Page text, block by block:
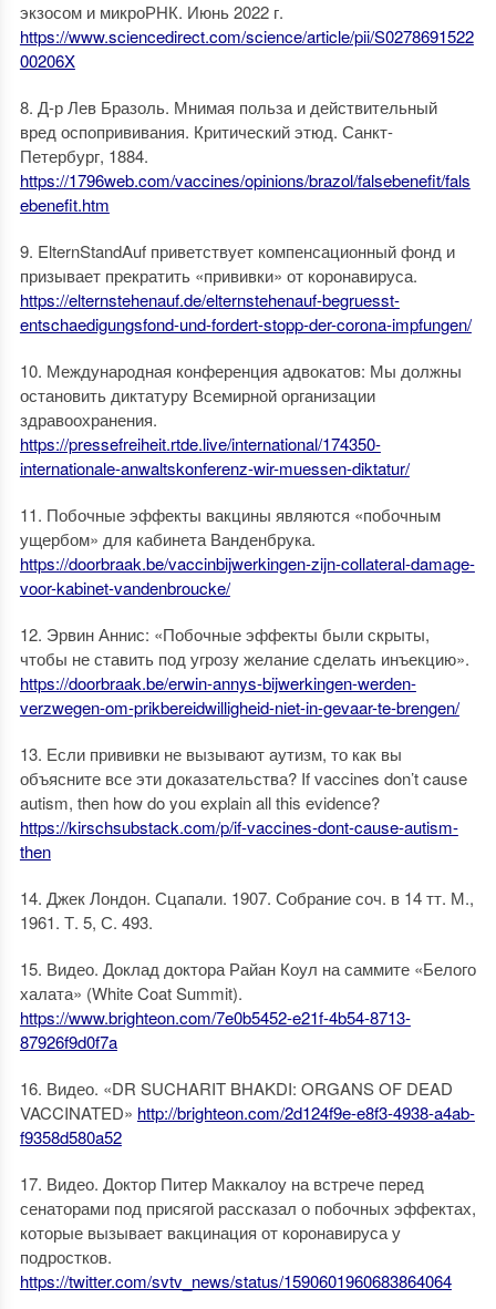
экзосом и микроРНК. Июнь 2022 г.
https://www.sciencedirect.com/science/article/pii/S0278691522
00206X
8. Д-р Лев Бразоль. Мнимая польза и действительный
вред оспопрививания. Критический этюд. Санкт-
Петербург, 1884.
https://1796web.com/vaccines/opinions/brazol/falsebenefit/fals
ebenefit.htm
9. ElternStandAuf приветствует компенсационный фонд и
призывает прекратить «прививки» от коронавируса.
https://elternstehenauf.de/elternstehenauf-begruesst-
entschaedigungsfond-und-fordert-stopp-der-corona-impfungen/
10. Международная конференция адвокатов: Мы должны
остановить диктатуру Всемирной организации
здравоохранения.
https://pressefreiheit.rtde.live/international/174350-
internationale-anwaltskonferenz-wir-muessen-diktatur/
11. Побочные эффекты вакцины являются «побочным
ущербом» для кабинета Ванденбрука.
https://doorbraak.be/vaccinbijwerkingen-zijn-collateral-damage-
voor-kabinet-vandenbroucke/
12. Эрвин Аннис: «Побочные эффекты были скрыты,
чтобы не ставить под угрозу желание сделать инъекцию».
https://doorbraak.be/erwin-annys-bijwerkingen-werden-
verzwegen-om-prikbereidwilligheid-niet-in-gevaar-te-brengen/
13. Если прививки не вызывают аутизм, то как вы
объясните все эти доказательства? If vaccines don’t cause
autism, then how do you explain all this evidence?
https://kirschsubstack.com/p/if-vaccines-dont-cause-autism-
then
14. Джек Лондон. Сцапали. 1907. Собрание соч. в 14 тт. М.,
1961. Т. 5, С. 493.
15. Видео. Доклад доктора Райан Коул на саммите «Белого
халата» (White Coat Summit).
https://www.brighteon.com/7e0b5452-e21f-4b54-8713-
87926f9d0f7a
16. Видео. «DR SUCHARIT BHAKDI: ORGANS OF DEAD
VACCINATED» http://brighteon.com/2d124f9e-e8f3-4938-a4ab-
f9358d580a52
17. Видео. Доктор Питер Маккалоу на встрече перед
сенаторами под присягой рассказал о побочных эффектах,
которые вызывает вакцинация от коронавируса у
подростков.
https://twitter.com/svtv_news/status/1590601960683864064